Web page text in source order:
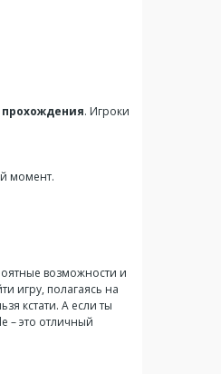
. Игроки
момент.
возможности и
игру, полагаясь на
кстати. А если ты
– это отличный